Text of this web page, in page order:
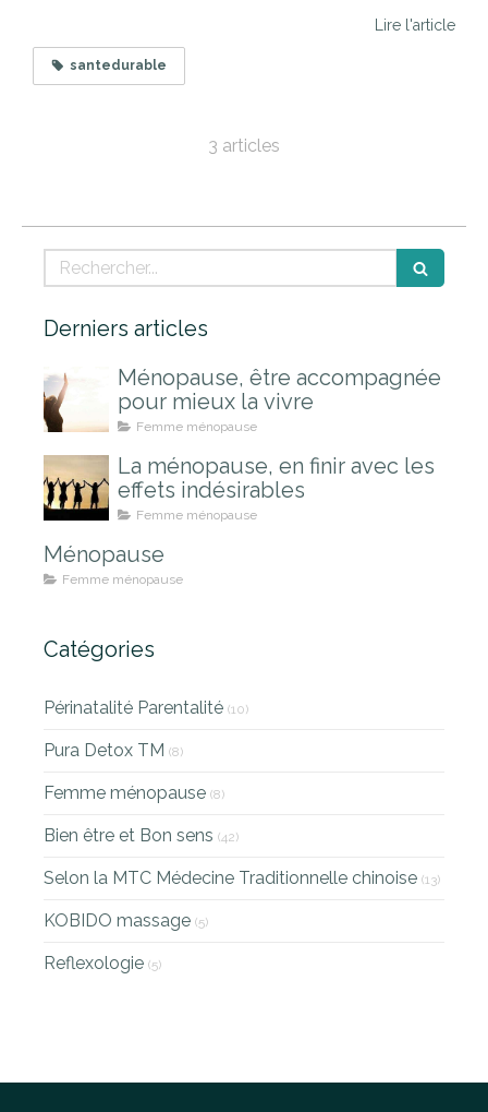
Lire l'article
santedurable
3 articles
Rechercher
Derniers articles
Ménopause, être accompagnée
pour mieux la vivre
Femme ménopause
La ménopause, en finir avec les
effets indésirables
Femme ménopause
Ménopause
Femme ménopause
Catégories
Périnatalité Parentalité (10)
Pura Detox TM (8)
Femme ménopause (8)
Bien être et Bon sens (42)
Selon la MTC Médecine Traditionnelle chinoise (13)
KOBIDO massage (5)
Reflexologie (5)